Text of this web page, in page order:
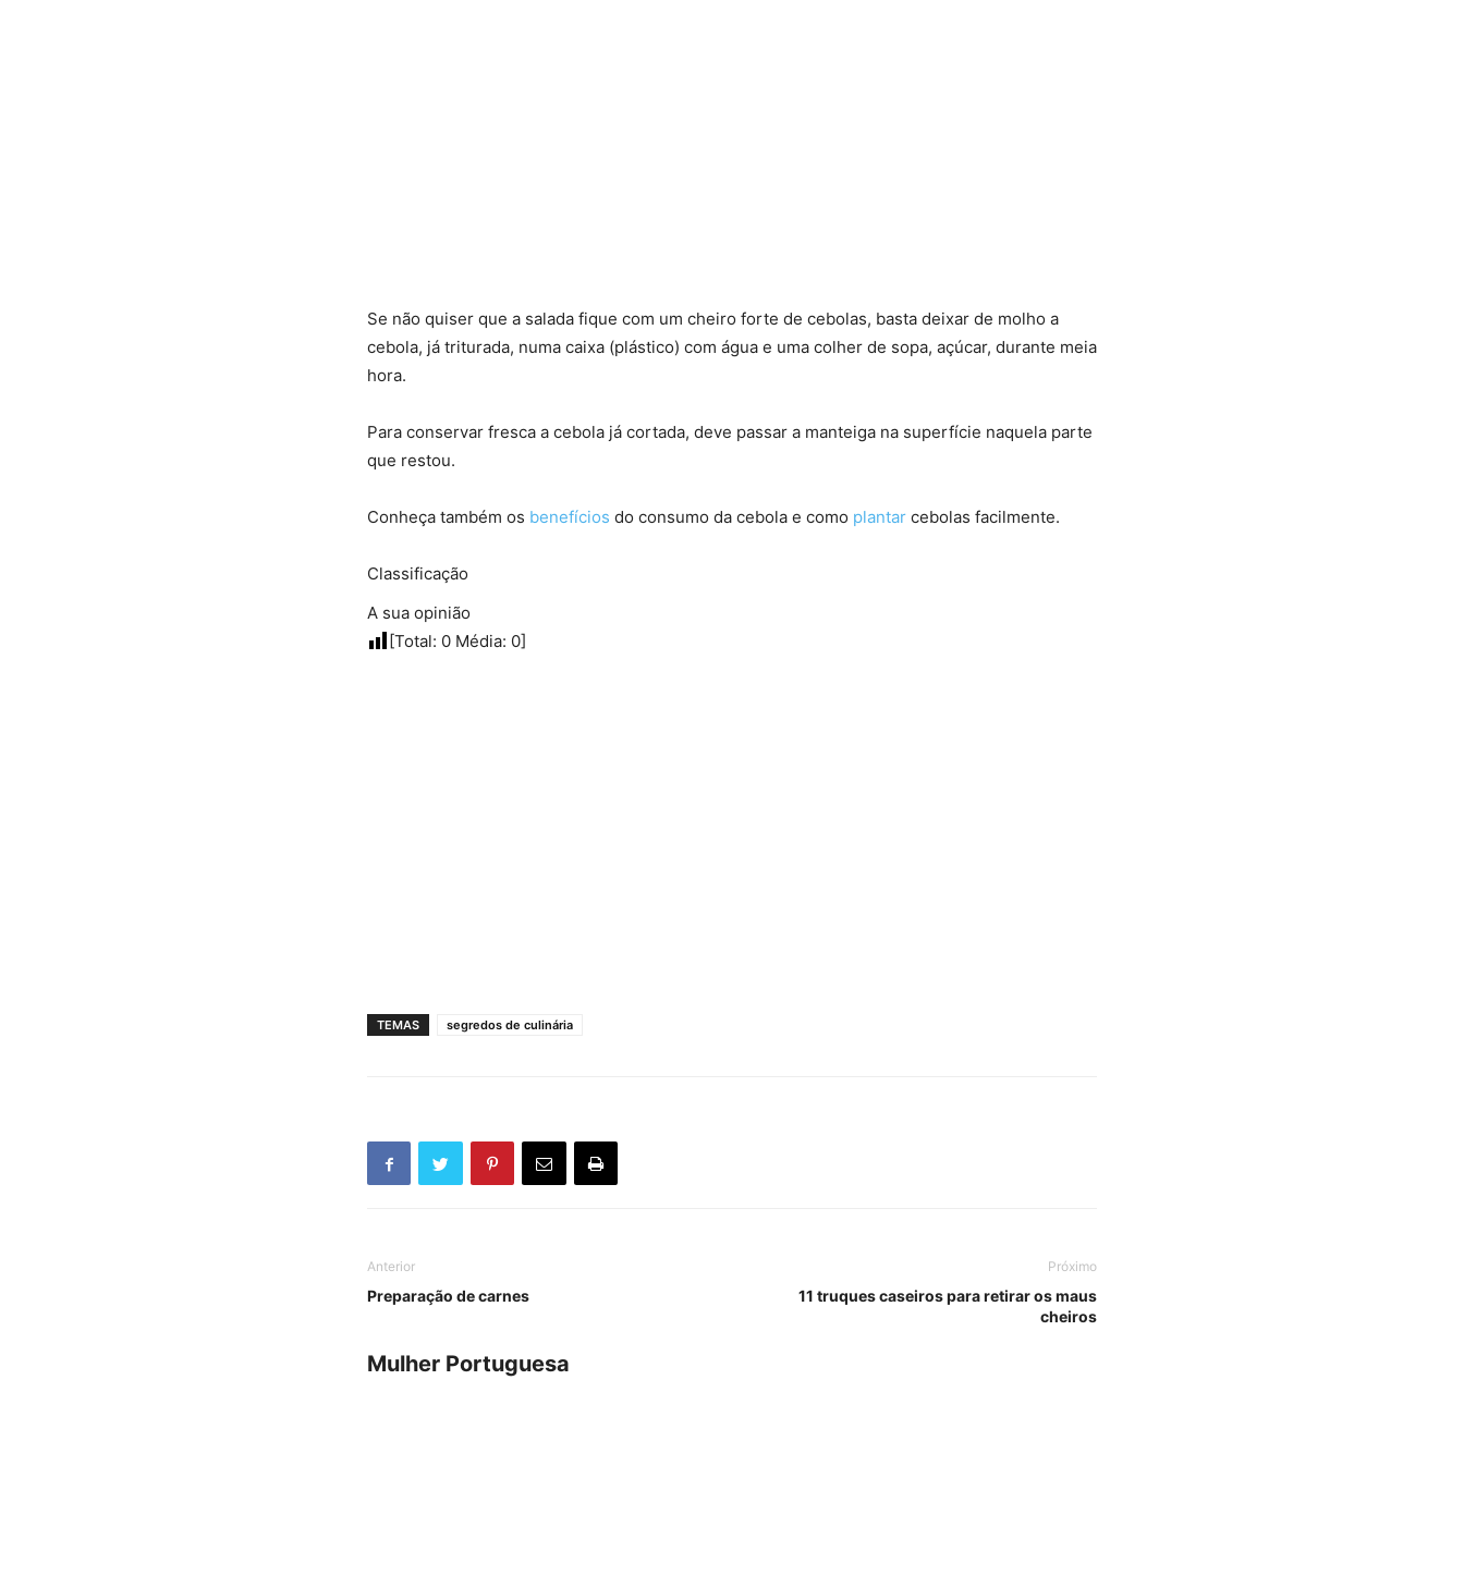
Se não quiser que a salada fique com um cheiro forte de cebolas, basta deixar de molho a
cebola, já triturada, numa caixa (plástico) com água e uma colher de sopa, açúcar, durante meia
hora.
Para conservar fresca a cebola já cortada, deve passar a manteiga na superfície naquela parte
que restou.
Conheça também os benefícios do consumo da cebola e como plantar cebolas facilmente.
Classificação
A sua opinião
[Total: 0 Média: 0]
TEMAS segredos de culinária
Anterior
Preparação de carnes
Próximo
11 truques caseiros para retirar os maus
cheiros
Mulher Portuguesa